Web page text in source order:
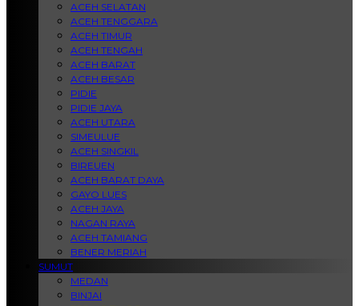
ACEH SELATAN
ACEH TENGGARA
ACEH TIMUR
ACEH TENGAH
ACEH BARAT
ACEH BESAR
PIDIE
PIDIE JAYA
ACEH UTARA
SIMEULUE
ACEH SINGKIL
BIREUEN
ACEH BARAT DAYA
GAYO LUES
ACEH JAYA
NAGAN RAYA
ACEH TAMIANG
BENER MERIAH
SUMUT
MEDAN
BINJAI